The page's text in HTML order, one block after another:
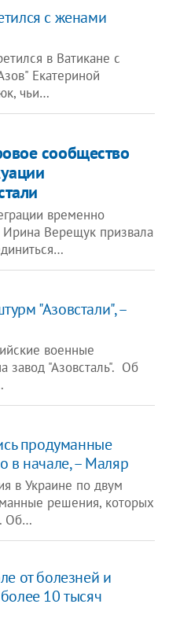
с женами
в Ватикане с
Екатериной
чьи…
сообщество
временно
Верещук призвала
"Азовстали", –
военные
завод "Азовсталь". Об
продуманные
в начале, – Маляр
в Украине по двум
решения, которых
Об…
от болезней и
10 тысяч